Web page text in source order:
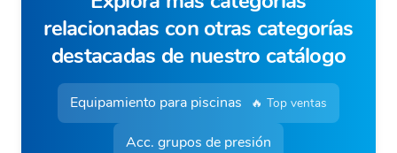
relacionadas con otras categorías
destacadas de nuestro catálogo
Equipamiento para piscinas 🔥 Top ventas
Acc. grupos de presión